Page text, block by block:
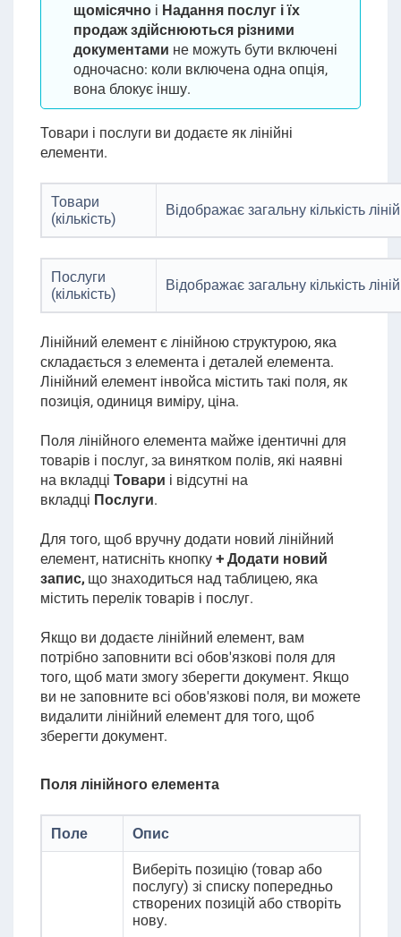
щомісячноі Надання послуг і їх
продаж здійснюються різними
документами не можуть бути включені
одночасно: коли включена одна опція,
вона блокує іншу.
Товари і послуги ви додаєте як лінійні
елементи.
Товари
(кількість)
Відображає загальну кількість
Послуги
(кількість)
Відображає загальну кількість
Лінійний елемент є лінійною структурою, яка
складається з елемента і деталей елемента.
Лінійний елемент інвойса містить такі поля, як
позиція, одиниця виміру, ціна.
Поля лінійного елемента майже ідентичні для
товарів і послуг, за винятком полів, які наявні
на вкладці Товари і відсутні на
вкладці Послуги.
Для того, щоб вручну додати новий лінійний
елемент, натисніть кнопку + Додати новий
запис, що знаходиться над таблицею, яка
містить перелік товарів і послуг.
Якщо ви додаєте лінійний елемент, вам
потрібно заповнити всі обов'язкові поля для
того, щоб мати змогу зберегти документ. Якщо
ви не заповните всі обов'язкові поля, ви можете
видалити лінійний елемент для того, щоб
зберегти документ.
Поля лінійного елемента
Поле Опис
Виберіть позицію (товар або
послугу) зі списку попередньо
створених позицій або створіть
нову.